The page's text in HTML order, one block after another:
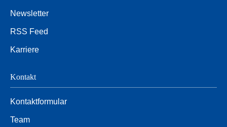
Newsletter
RSS Feed
Karriere
Kontakt
Kontaktformular
Team